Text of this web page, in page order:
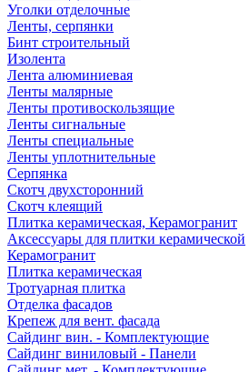
Уголки отделочные
Ленты, серпянки
Бинт строительный
Изолента
Лента алюминиевая
Ленты малярные
Ленты противоскользящие
Ленты сигнальные
Ленты специальные
Ленты уплотнительные
Серпянка
Скотч двухсторонний
Скотч клеящий
Плитка керамическая, Керамогранит
Аксессуары для плитки керамической
Керамогранит
Плитка керамическая
Тротуарная плитка
Отделка фасадов
Крепеж для вент. фасада
Сайдинг вин. - Комплектующие
Сайдинг виниловый - Панели